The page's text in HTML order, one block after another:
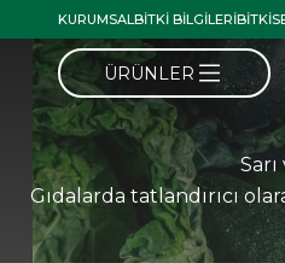
KURUMSALBITKI BILGILERI
ÜRÜNLER
Gıdalarda tatlandırıcı